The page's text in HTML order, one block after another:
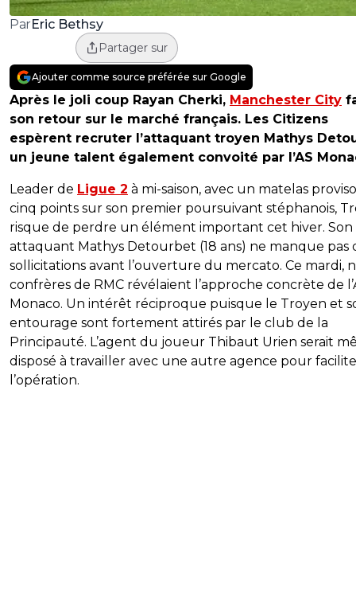
ParEric Bethsy
Partager sur
Ajouter comme source préférée sur Google
Après le joli coup Rayan Cherki, Manchester City
son retour sur le marché français. Les Citizens
espèrent recruter l’attaquant troyen Mathys
un jeune talent également convoité par l’AS
Leader de Ligue 2 à mi-saison, avec un matelas
cinq points sur son premier poursuivant stéphanois,
risque de perdre un élément important cet hiver. Son
attaquant Mathys Detourbet (18 ans) ne manque pas
sollicitations avant l’ouverture du mercato. Ce mardi,
confrères de RMC révélaient l’approche concrète de
Monaco. Un intérêt réciproque puisque le Troyen et
entourage sont fortement attirés par le club de la
Principauté. L’agent du joueur Thibaut Urien serait
disposé à travailler avec une autre agence pour
l’opération.